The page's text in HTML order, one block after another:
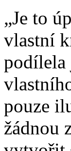
„Je to
vlastní
podílela
pouze
žádnou